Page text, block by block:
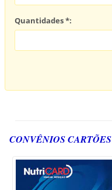
Quantidades *:
CONVÊNIOS CARTÕES